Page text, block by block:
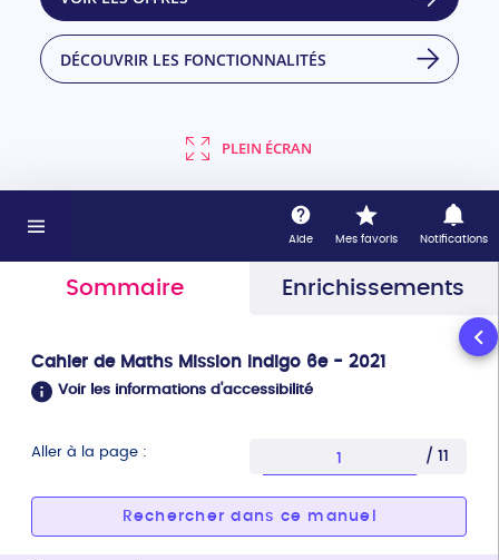
DÉCOUVRIR LES FONCTIONNALITÉS
PLEIN ÉCRAN